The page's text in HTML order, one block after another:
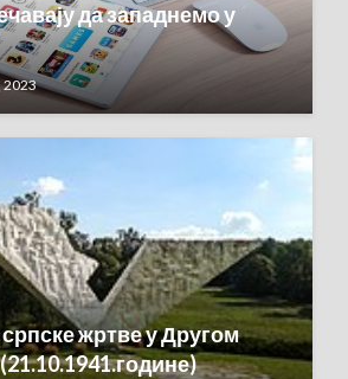
да западнемо у
2023
жртве у Другом